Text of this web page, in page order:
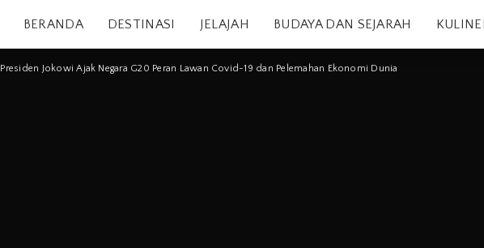
BERANDA DESTINASI JELAJAH BUDAYA DAN SEJARAH
Presiden Jokowi Ajak Negara G20 Peran Lawan Covid-19 dan Pelemahan Ekonomi Dunia